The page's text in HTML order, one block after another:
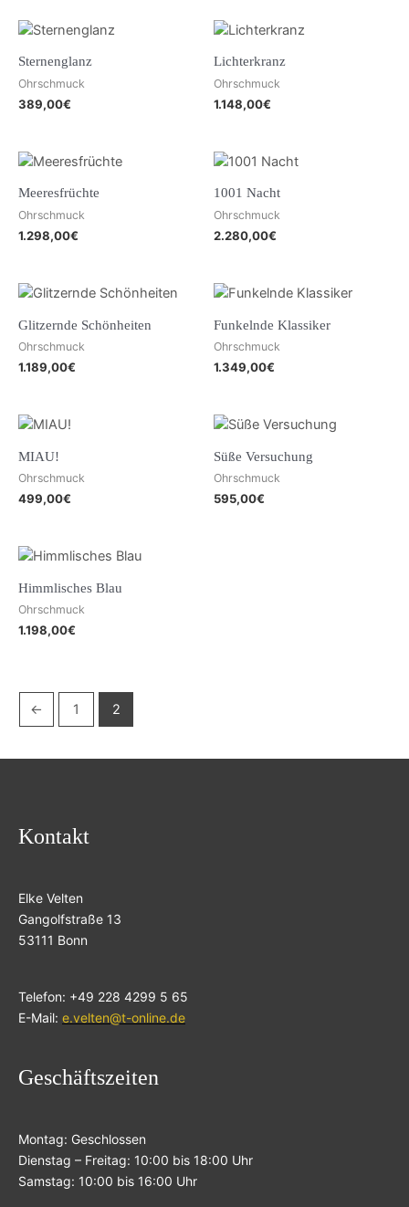
Sternenglanz
Ohrschmuck
389,00€
Lichterkranz
Ohrschmuck
1.148,00€
Meeresfrüchte
Ohrschmuck
1.298,00€
1001 Nacht
Ohrschmuck
2.280,00€
Glitzernde Schönheiten
Ohrschmuck
1.189,00€
Funkelnde Klassiker
Ohrschmuck
1.349,00€
MIAU!
Ohrschmuck
499,00€
Süße Versuchung
Ohrschmuck
595,00€
Himmlisches Blau
Ohrschmuck
1.198,00€
← 1 2
Kontakt
Elke Velten
Gangolfstraße 13
53111 Bonn
Telefon: +49 228 4299 5 65
E-Mail: e.velten@t-online.de
Geschäftszeiten
Montag: Geschlossen
Dienstag – Freitag: 10:00 bis 18:00 Uhr
Samstag: 10:00 bis 16:00 Uhr